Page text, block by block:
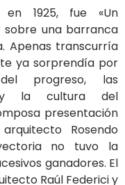
1925, fue «Un
sobre una barranca
Apenas transcurría
ya sorprendía por
progreso, las
y la cultura del
presentación
Rosendo
no tuvo la
ganadores. El
Raúl Federici y